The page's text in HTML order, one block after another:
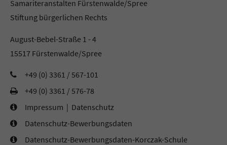
Samariteranstalten Fürstenwalde/Spree
Stiftung bürgerlichen Rechts
August-Bebel-Straße 1 - 4
15517 Fürstenwalde/Spree
+49 (0) 3361 / 567-101
+49 (0) 3361 / 576-78
Impressum | Datenschutz
Datenschutz-Bewerbungsdaten
Datenschutz-Bewerbungsdaten-Korczak-Schule